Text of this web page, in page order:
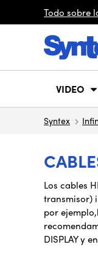
Todo sobre
VIDEO
Syntex
Los cables
transmisor)
por ejemplo,
DISPLAY y